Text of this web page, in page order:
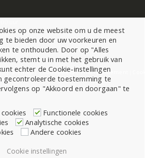
|Sitemap|Cookiebeleid|Privacy Statement
op onze website om u de meest
te bieden door uw voorkeuren en
te onthouden. Door op "Alles
stemt u in met het gebruik van
echter de Cookie-instellingen
gecontroleerde toestemming te
op "Akkoord en doorgaan" te
Functionele cookies
Analytische cookies
Andere cookies
Cookie instellingen